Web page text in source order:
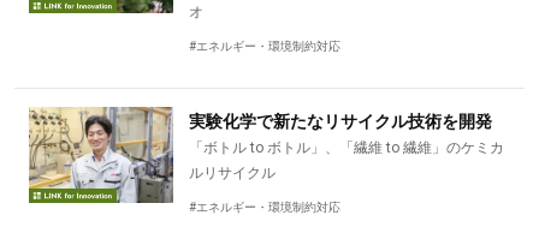
オ
#エネルギー・環境制約対応
実験化学で新たなリサイクル技術を開発
「ボトル to ボトル」、「繊維 to 繊維」のケミカ
ルリサイクル
#エネルギー・環境制約対応